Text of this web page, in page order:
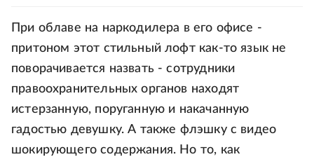
При облаве на наркодилера в его офисе -
притоном этот стильный лофт как-то язык не
поворачивается назвать - сотрудники
правоохранительных органов находят
истерзанную, поруганную и накачанную
гадостью девушку. А также флэшку с видео
шокирующего содержания. Но то, как